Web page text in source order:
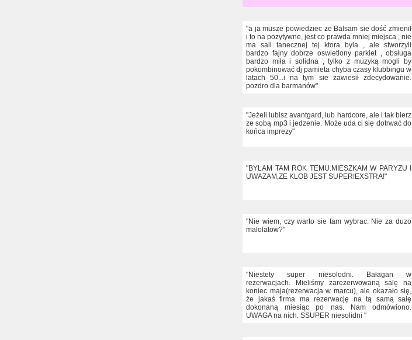
"a ja musze powiedziec ze Balsam sie dość zmienił
i to na pozytywne, jest co prawda mniej miejsca , nie
ma sali tanecznej tej ktora byla , ale stworzyli
bardzo fajny dobrze oswietlony parkiet , obsługa
bardzo miła i solidna , tylko z muzyką mogli by
pokombinować dj pamieta chyba czasy klubbingu w
latach 50...i na tym sie zawiesił zdecydowanie.
pozdro dla barmanów"
"Jeżeli lubisz avantgard, lub hardcore, ale i tak bierz
ze sobą mp3 i jedzenie. Może uda ci się dotrwać do
końca imprezy"
"BYLAM TAM ROK TEMU.MIESZKAM W PARYZU I
UWAZAM,ZE KLOB JEST SUPER!EXSTRA!"
"Nie wiem, czy warto sie tam wybrac. Nie za duzo
malolatow?"
"Niestety super niesolodni. Bałagan w
rezerwacjach. Mieliśmy zarezerwowaną salę na
koniec maja(rezerwacja w marcu), ale okazało się,
że jakaś firma ma rezerwację na tą samą salę
dokonaną miesiąc po nas. Nam odmówiono.
UWAGA na nich. SSUPER niesolidni "